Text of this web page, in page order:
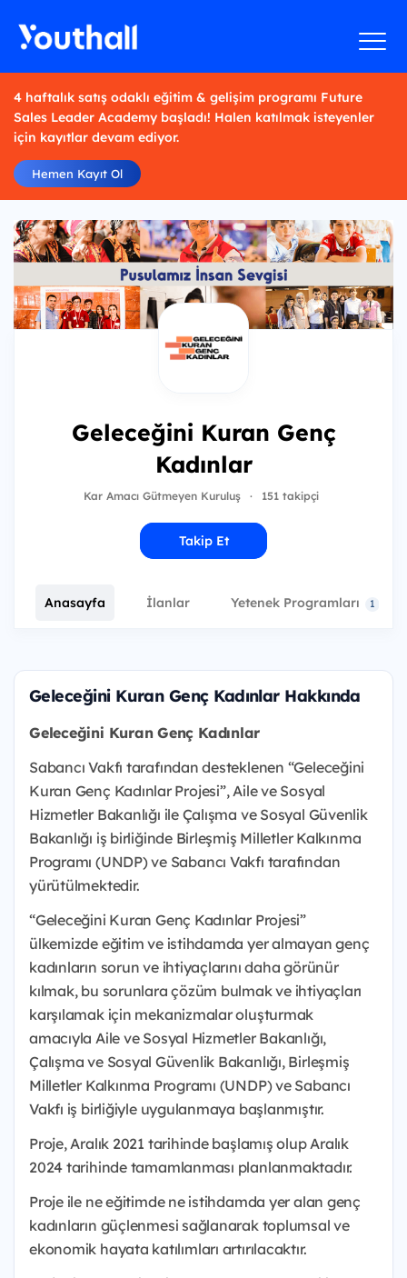
4 haftalık satış odaklı eğitim & gelişim programı Future
Sales Leader Academy başladı! Halen katılmak isteyenler
için kayıtlar devam ediyor.
Hemen Kayıt Ol
Geleceğini Kuran Genç
Kadınlar
Kar Amacı Gütmeyen Kuruluş · 151 takipçi
Takip Et
Anasayfa İlanlar Yetenek Programları 1
Geleceğini Kuran Genç Kadınlar Hakkında
Geleceğini Kuran Genç Kadınlar
Sabancı Vakfı tarafından desteklenen “Geleceğini
Kuran Genç Kadınlar Projesi”, Aile ve Sosyal
Hizmetler Bakanlığı ile Çalışma ve Sosyal Güvenlik
Bakanlığı iş birliğinde Birleşmiş Milletler Kalkınma
Programı (UNDP) ve Sabancı Vakfı tarafından
yürütülmektedir.
“Geleceğini Kuran Genç Kadınlar Projesi”
ülkemizde eğitim ve istihdamda yer almayan genç
kadınların sorun ve ihtiyaçlarını daha görünür
kılmak, bu sorunlara çözüm bulmak ve ihtiyaçları
karşılamak için mekanizmalar oluşturmak
amacıyla Aile ve Sosyal Hizmetler Bakanlığı,
Çalışma ve Sosyal Güvenlik Bakanlığı, Birleşmiş
Milletler Kalkınma Programı (UNDP) ve Sabancı
Vakfı iş birliğiyle uygulanmaya başlanmıştır.
Proje, Aralık 2021 tarihinde başlamış olup Aralık
2024 tarihinde tamamlanması planlanmaktadır.
Proje ile ne eğitimde ne istihdamda yer alan genç
kadınların güçlenmesi sağlanarak toplumsal ve
ekonomik hayata katılımları artırılacaktır.